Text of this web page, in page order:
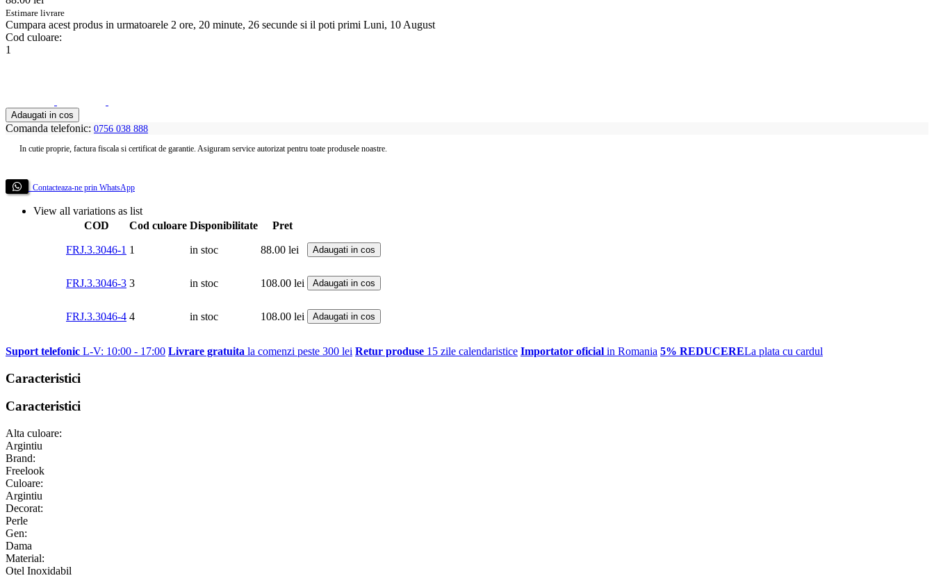
Estimare livrare
Cumpara acest produs in urmatoarele 2 ore, 20 minute, 25 secunde si il poti primi Luni, 10 August
Cod culoare:
1
Adaugati in cos
Comanda telefonic: 0756 038 888
In cutie proprie, factura fiscala si certificat de garantie. Asiguram service autorizat pentru toate produsele noastre.
Contacteaza-ne prin WhatsApp
View all variations as list
COD
Cod culoare Disponibilitate Pret
FRJ.3.3046-1 1 in stoc 88.00 lei Adaugati in cos
FRJ.3.3046-3 3 in stoc 108.00 lei Adaugati in cos
FRJ.3.3046-4 4 in stoc 108.00 lei Adaugati in cos
Suport telefonic L-V: 10:00 - 17:00 Livrare gratuita la comenzi peste 300 lei Retur produse 15 zile calendaristice Importator oficial in Romania 5% REDUCERELa plata cu cardul
Caracteristici
Caracteristici
Alta culoare:
Argintiu
Brand:
Freelook
Culoare:
Argintiu
Decorat:
Perle
Gen:
Dama
Material:
Otel Inoxidabil